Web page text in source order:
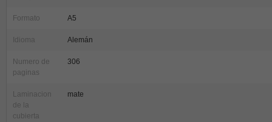
Formato A5
Idioma Alemán
Numero de
paginas
306
Laminacion
de la
cubierta
mate